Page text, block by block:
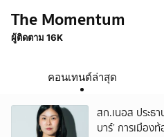
The Momentum
ผู้ติดตาม 16K
คอนเทนต์ล่าสุด
สก.เนอส ประธ
บาร์’ การเมือง